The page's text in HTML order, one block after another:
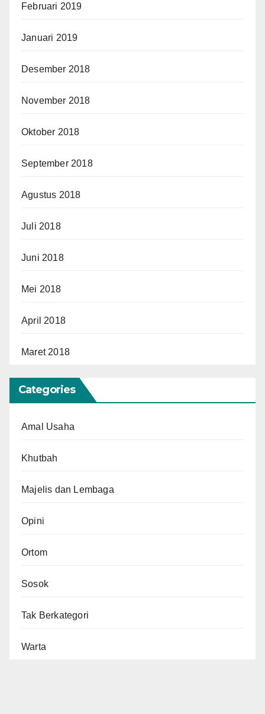
Februari 2019
Januari 2019
Desember 2018
November 2018
Oktober 2018
September 2018
Agustus 2018
Juli 2018
Juni 2018
Mei 2018
April 2018
Maret 2018
Categories
Amal Usaha
Khutbah
Majelis dan Lembaga
Opini
Ortom
Sosok
Tak Berkategori
Warta